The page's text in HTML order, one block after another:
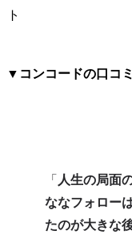
ト
▼ コンコードの口コミ
「 人生の局面
ななフォロー
たのが大きな